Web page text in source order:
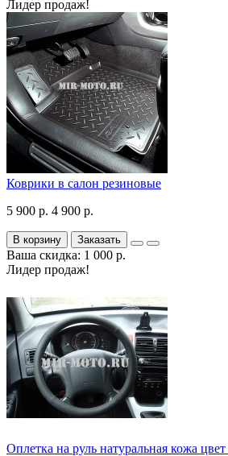
Лидер продаж!
Коврики в салон резиновые
5 900 р. 4 900 р.
В корзину Заказать
Ваша скидка: 1 000 р.
Лидер продаж!
Оплетка на руль натуральная кожа